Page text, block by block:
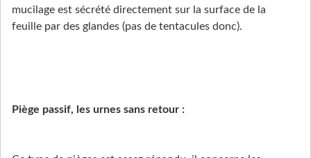
mucilage est sécrété directement sur la surface de la
feuille par des glandes (pas de tentacules donc).
Piège passif, les urnes sans retour :